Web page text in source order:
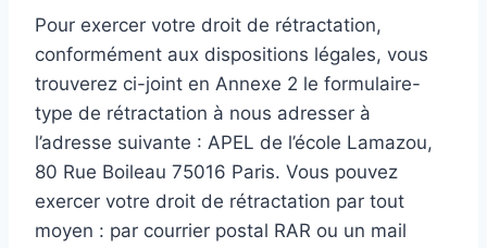
Pour exercer votre droit de rétractation,
conformément aux dispositions légales, vous
trouverez ci-joint en Annexe 2 le formulaire-
type de rétractation à nous adresser à
l’adresse suivante : APEL de l’école Lamazou,
80 Rue Boileau 75016 Paris. Vous pouvez
exercer votre droit de rétractation par tout
moyen : par courrier postal RAR ou un mail